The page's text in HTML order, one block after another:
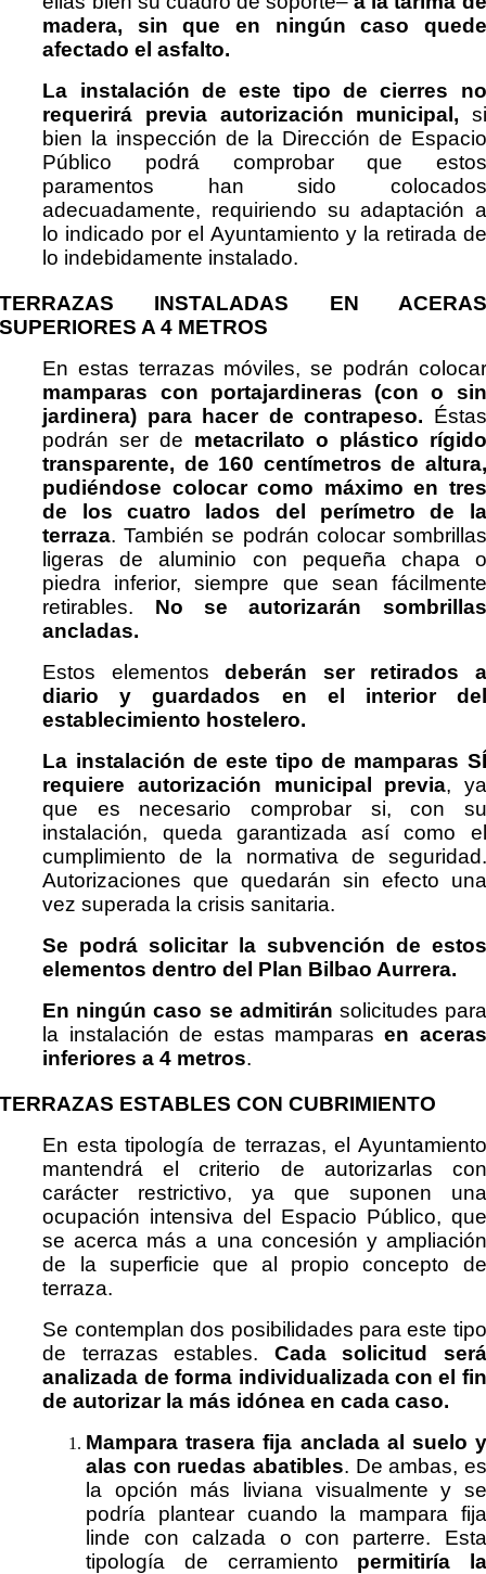
madera, sin que en ningún caso quede
afectado el asfalto.
La instalación de este tipo de cierres no
requerirá previa autorización municipal, si
bien la inspección de la Dirección de Espacio
Público podrá comprobar que estos
paramentos han sido colocados
adecuadamente, requiriendo su adaptación a
lo indicado por el Ayuntamiento y la retirada de
lo indebidamente instalado.
TERRAZAS INSTALADAS EN ACERAS
SUPERIORES A 4 METROS
En estas terrazas móviles, se podrán colocar
mamparas con portajardineras (con o sin
jardinera) para hacer de contrapeso. Éstas
podrán ser de metacrilato o plástico rígido
transparente, de 160 centímetros de altura,
pudiéndose colocar como máximo en tres
de los cuatro lados del perímetro de la
terraza. También se podrán colocar sombrillas
ligeras de aluminio con pequeña chapa o
piedra inferior, siempre que sean fácilmente
retirables. No se autorizarán sombrillas
ancladas.
Estos elementosdeberán ser retirados a
diario y guardados en el interior del
establecimiento hostelero.
La instalación de este tipo de mamparas SÍ
requiere autorización municipal previa, ya
que es necesario comprobar si, con su
instalación, queda garantizada así como el
cumplimiento de la normativa de seguridad.
Autorizaciones que quedarán sin efecto una
vez superada la crisis sanitaria.
Se podrá solicitar la subvención de estos
elementos dentro del Plan Bilbao Aurrera.
En ningún caso se admitirán solicitudes para
la instalación de estas mamparasen aceras
inferiores a 4 metros.
TERRAZAS ESTABLES CON CUBRIMIENTO
En esta tipología de terrazas, el Ayuntamiento
mantendrá el criterio de autorizarlas con
carácter restrictivo, ya que suponen una
ocupación intensiva del Espacio Público, que
se acerca más a una concesión y ampliación
de la superficie que al propio concepto de
terraza.
Se contemplan dos posibilidades para este tipo
de terrazas estables. Cada solicitud será
analizada de forma individualizada con el fin
de autorizar la más idónea en cada caso.
Mampara trasera fija anclada al suelo y
alas con ruedas abatibles. De ambas, es
la opción más liviana visualmente y se
podría plantear cuando la mampara fija
linde con calzada o con parterre. Esta
tipología de cerramiento permitiría la